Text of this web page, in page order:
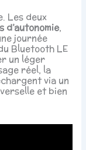
Les deux
d’autonomie,
journée
Bluetooth LE
un léger
réel, la
via un
et bien